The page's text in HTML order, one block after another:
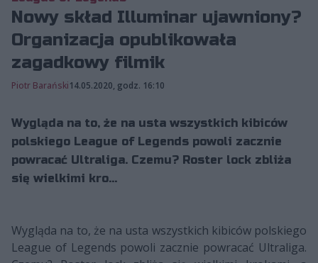
Nowy skład Illuminar ujawniony?
Organizacja opublikowała
zagadkowy filmik
Piotr Barański14.05.2020, godz. 16:10
Wygląda na to, że na usta wszystkich kibiców
polskiego League of Legends powoli zacznie
powracać Ultraliga. Czemu? Roster lock zbliża
się wielkimi kro...
Wygląda na to, że na usta wszystkich kibiców polskiego
League of Legends powoli zacznie powracać Ultraliga.